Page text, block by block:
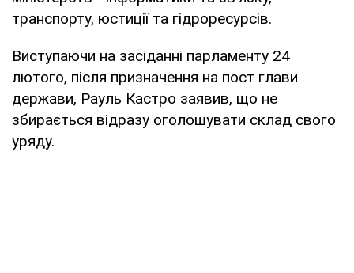
транспорту, юстиції та гідроресурсів.
Виступаючи на засіданні парламенту 24
лютого, після призначення на пост глави
держави, Рауль Кастро заявив, що не
збирається відразу оголошувати склад свого
уряду.